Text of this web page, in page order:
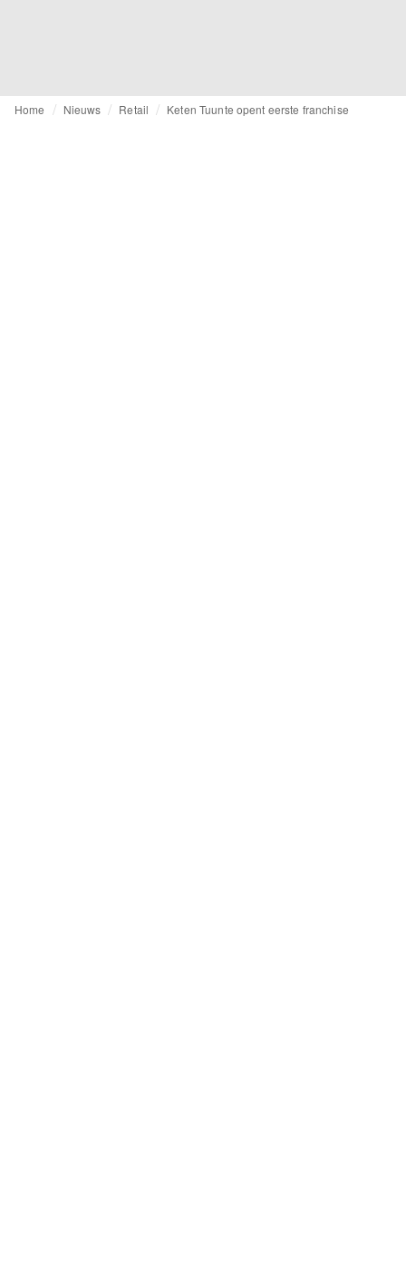
Home Nieuws Retail Keten Tuunte opent eerste franchise